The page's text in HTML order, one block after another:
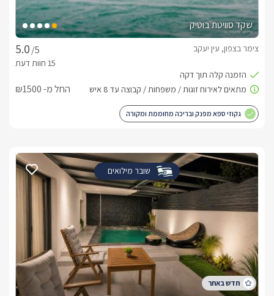
שקד סוויטת בוטיק
/5
צימר בצפון, עין יעקב
החל מ- ₪1500
גקוזי ספא מפנק ובריכה מחוממת ומקורה
שובר מילואים